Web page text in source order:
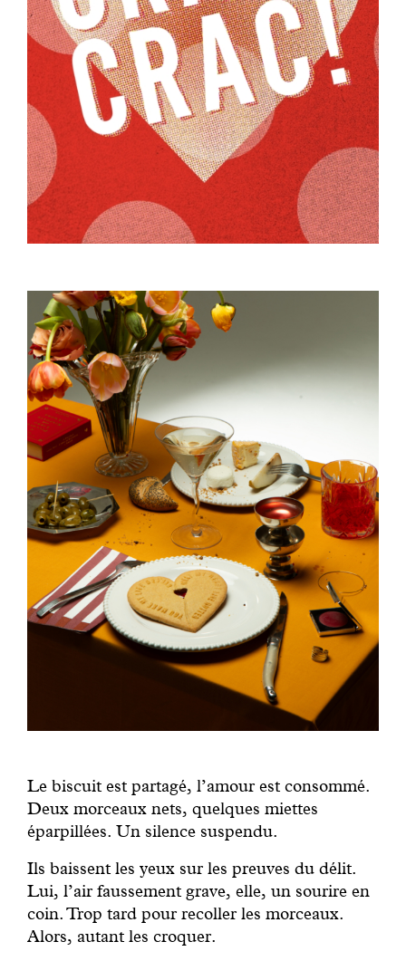
Le biscuit est partagé, l’amour est consommé.
Deux morceaux nets, quelques miettes
éparpillées. Un silence suspendu.
Ils baissent les yeux sur les preuves du délit.
Lui, l’air faussement grave, elle, un sourire en
coin. Trop tard pour recoller les morceaux.
Alors, autant les croquer.